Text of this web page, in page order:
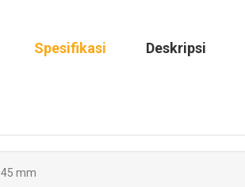
Spesifikasi Deskripsi
45 mm